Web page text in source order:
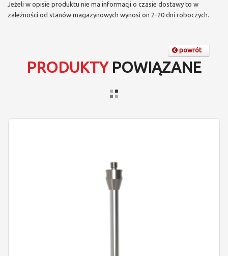
Jeżeli w opisie produktu nie ma informacji o czasie dostawy to w
zależności od stanów magazynowych wynosi on 2-20 dni roboczych.
powrót
PRODUKTYPOWIĄZANE